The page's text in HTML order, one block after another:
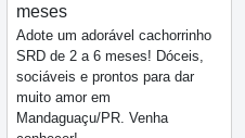
meses
Adote um adorável cachorrinho
SRD de 2 a 6 meses! Dóceis,
sociáveis e prontos para dar
muito amor em
Mandaguaçu/PR. Venha